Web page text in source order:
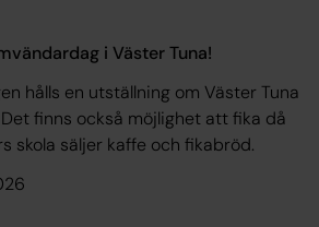
i Väster Tuna!
hålls en utställning om Väster Tuna
finns också möjlighet att fika då
skola säljer kaffe och fikabröd.